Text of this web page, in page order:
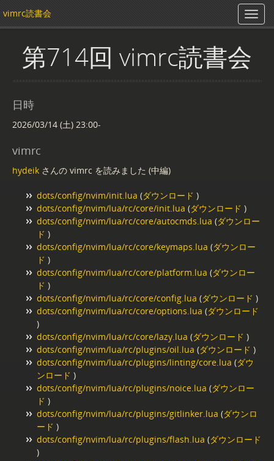
vimrc読書会
第714回 vimrc読書会
日時
2026/03/14 (土) 23:00-
vimrc
hydeik さんの vimrc を読みました (中編)
dots/config/nvim/init.lua (ダウンロード )
dots/config/nvim/lua/rc/core/init.lua (ダウンロード )
dots/config/nvim/lua/rc/core/autocmds.lua (ダウンロー
ド )
dots/config/nvim/lua/rc/core/keymaps.lua (ダウンロー
ド )
dots/config/nvim/lua/rc/core/platform.lua (ダウンロー
ド )
dots/config/nvim/lua/rc/core/config.lua (ダウンロード )
dots/config/nvim/lua/rc/core/options.lua (ダウンロード
)
dots/config/nvim/lua/rc/core/lazy.lua (ダウンロード )
dots/config/nvim/lua/rc/plugins/oil.lua (ダウンロード )
dots/config/nvim/lua/rc/plugins/linting/core.lua (ダウ
ンロード )
dots/config/nvim/lua/rc/plugins/noice.lua (ダウンロー
ド )
dots/config/nvim/lua/rc/plugins/gitlinker.lua (ダウンロ
ード )
dots/config/nvim/lua/rc/plugins/flash.lua (ダウンロード
)